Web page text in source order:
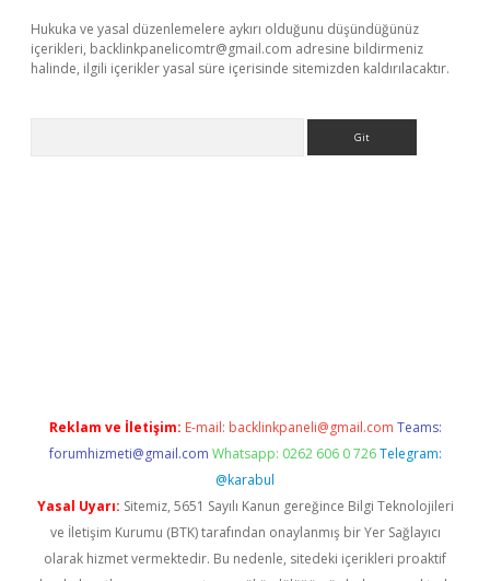
Hukuka ve yasal düzenlemelere aykırı olduğunu düşündüğünüz
içerikleri, backlinkpanelicomtr@gmail.com adresine bildirmeniz
halinde, ilgili içerikler yasal süre içerisinde sitemizden kaldırılacaktır.
Reklam ve İletişim: E-mail: backlinkpaneli@gmail.com Teams:
forumhizmeti@gmail.com Whatsapp: 0262 606 0 726 Telegram:
@karabul
Yasal Uyarı: Sitemiz, 5651 Sayılı Kanun gereğince Bilgi Teknolojileri
ve İletişim Kurumu (BTK) tarafından onaylanmış bir Yer Sağlayıcı
olarak hizmet vermektedir. Bu nedenle, sitedeki içerikleri proaktif